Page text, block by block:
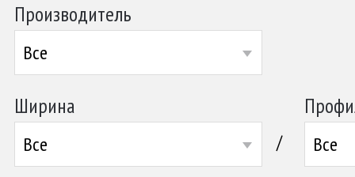
Производитель
Все
Ширина
Все / Все